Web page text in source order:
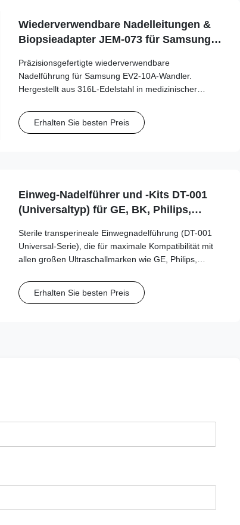
Wiederverwendbare Nadelleitungen &
Biopsieadapter JEM-073 für Samsung
Präzisionsgefertigte wiederverwendbare
Nadelführung für Samsung EV2-10A-Wandler.
Hergestellt aus 316L-Edelstahl in medizinischer
für langfristige klinische Sicherheit und Genauigkeit.
Erhalten Sie besten Preis
Einweg-Nadelführer und -Kits DT-001
(Universaltyp) für GE, BK, Philips,
Sterile transperineale Einwegnadelführung (DT-001
Universal-Serie), die für maximale Kompatibilität mit
allen großen Ultraschallmarken wie GE, Philips,
universelle Führung unterstützt eine Vielzahl von
Nadelgrößen (15G-20G).
Erhalten Sie besten Preis